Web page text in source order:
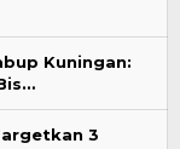
Kuningan:
3